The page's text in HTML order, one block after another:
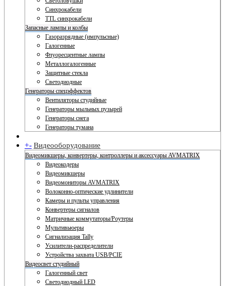
Синхрокабели
TTL синхрокабели
Запасные лампы и колбы
Газоразрядные (импульсные)
Галогенные
Флуоресцентные лампы
Металлогалогенные
Защитные стекла
Светодиодные
Генераторы спецэффектов
Вентиляторы студийные
Генераторы мыльных пузырей
Генераторы снега
Генераторы тумана
+- Видеооборудование
Видеомикшеры, конвертеры, контроллеры и аксессуары AVMATRIX
Видеокодеры
Видеомикшеры
Видеомониторы AVMATRIX
Волоконно-оптические удлинители
Камеры и пульты управления
Конвертеры сигналов
Матричные коммутаторы/Роутеры
Мультивьюеры
Сигнализация Tally
Усилители-распределители
Устройства захвата USB/PCIE
Видеосвет студийный
Галогенный свет
Светодиодный LED